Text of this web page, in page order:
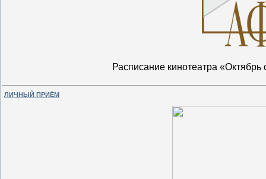
Расписание кинотеатра
ЛИЧНЫЙ ПРИЁМ